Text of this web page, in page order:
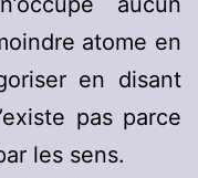
atome en
en disant
pas parce
les sens.